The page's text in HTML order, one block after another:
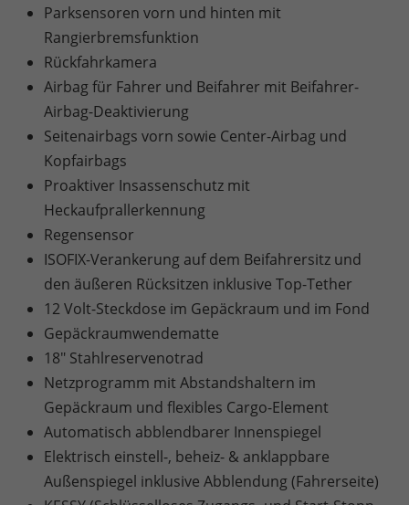
Parksensoren vorn und hinten mit
Rangierbremsfunktion
Rückfahrkamera
Airbag für Fahrer und Beifahrer mit Beifahrer-
Airbag-Deaktivierung
Seitenairbags vorn sowie Center-Airbag und
Kopfairbags
Proaktiver Insassenschutz mit
Heckaufprallerkennung
Regensensor
ISOFIX-Verankerung auf dem Beifahrersitz und
den äußeren Rücksitzen inklusive Top-Tether
12 Volt-Steckdose im Gepäckraum und im Fond
Gepäckraumwendematte
18" Stahlreservenotrad
Netzprogramm mit Abstandshaltern im
Gepäckraum und flexibles Cargo-Element
Automatisch abblendbarer Innenspiegel
Elektrisch einstell-, beheiz- & anklappbare
Außenspiegel inklusive Abblendung (Fahrerseite)